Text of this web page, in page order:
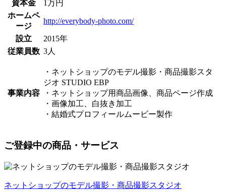
資本金
1万円
ホームペ
ージ
http://everybody-photo.com/
設立
2015年
従業員数 3人
事業内容
・ネットショップのモデル撮影・商品撮影スタ
ジオ STUDIO EBP
・ネットショップ用商品画像、商品ページ作成
・画像加工、白抜き加工
・結婚式プロフィールムービー製作
ご登録中の商品・サービス
ネットショップのモデル撮影・商品撮影スタジオ